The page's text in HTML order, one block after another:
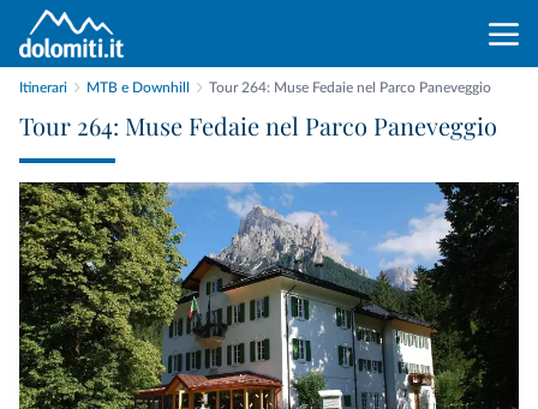
Itinerari MTB e Downhill Tour 264: Muse Fedaie nel Parco Paneveggio
Tour 264: Muse Fedaie nel Parco Paneveggio